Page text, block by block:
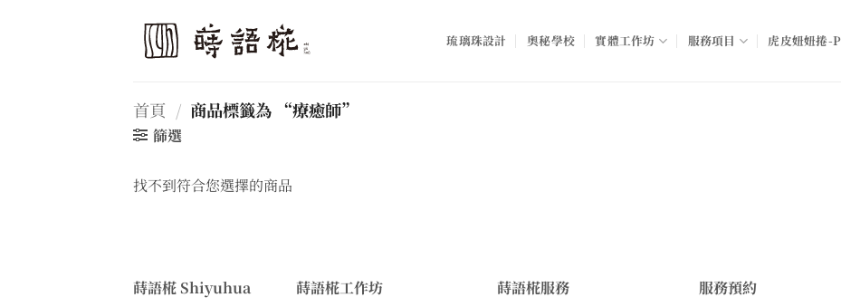
琉璃珠設計 奧秘學校 實體工作坊 服務項目 虎皮妞妞捲-
首頁 / 商品標籤為 “療癒師”
篩選
找不到符合您選擇的商品
蒔語椛 Shiyuhua 蒔語椛工作坊 蒔語椛服務 服務預約